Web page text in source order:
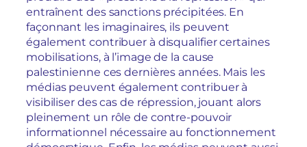
entraînent des sanctions précipitées. En
façonnant les imaginaires, ils peuvent
également contribuer à disqualifier certaines
mobilisations, à l’image de la cause
palestinienne ces dernières années. Mais les
médias peuvent également contribuer à
visibiliser des cas de répression, jouant alors
pleinement un rôle de contre-pouvoir
informationnel nécessaire au fonctionnement